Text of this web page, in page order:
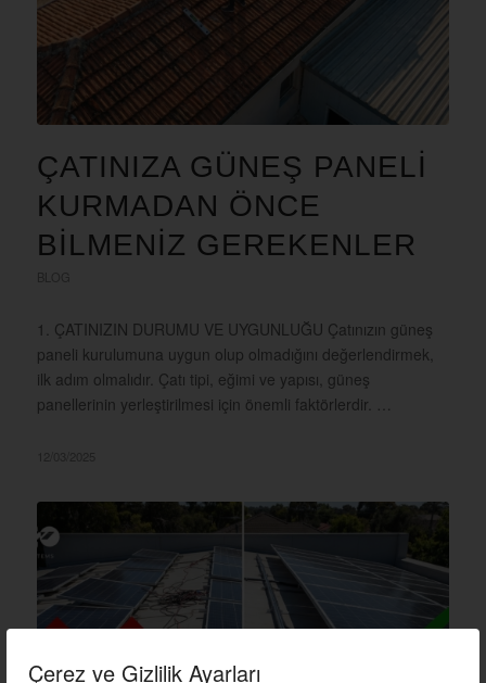
Çerez ve Gizlilik Ayarları
ÇATINIZA GÜNEŞ PANELİ
KURMADAN ÖNCE
BİLMENİZ GEREKENLER
1. ÇATINIZIN DURUMU VE UYGUNLUĞU Çatınızın güneş
paneli kurulumuna uygun olup olmadığını değerlendirmek,
ilk adım olmalıdır. Çatı tipi, eğimi ve yapısı, güneş
panellerinin yerleştirilmesi için önemli faktörlerdir. …